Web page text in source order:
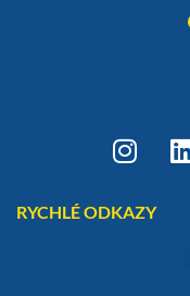
RYCHLÉ ODKAZY